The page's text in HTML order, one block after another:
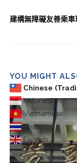
Chinese
Indonesian
Vietnamese
Thai
English
建構無障礙友善乘
YOU MIGHT